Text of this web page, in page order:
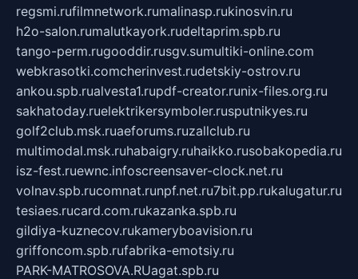
regsmi.rufilmnetwork.rumalinasp.rukinosvin.ru
h2o-salon.rumalutkayork.rudeltaprim.spb.ru
tango-perm.rugooddir.rusgv.sumultiki-online.com
webkrasotki.comcherinvest.rudetskiy-ostrov.ru
ankou.spb.rualvesta1.rupdf-creator.runix-files.org.ru
sakhatoday.ruelektrikersymboler.rusputnikyes.ru
golf2club.msk.ruaeforums.ruzallclub.ru
multimodal.msk.ruhabaigry.ruhaikko.rusobakopedia.ru
isz-fest.ruewnc.infoscreensaver-clock.net.ru
volnav.spb.rucomnat.runpf.net.ru7bit.pp.rukalugatur.ru
tesiaes.rucard.com.rukazanka.spb.ru
gildiya-kuznecov.rukameryboavision.ru
griffoncom.spb.rufabrika-emotsiy.ru
PARK-MATROSOVA.RUagat.spb.ru